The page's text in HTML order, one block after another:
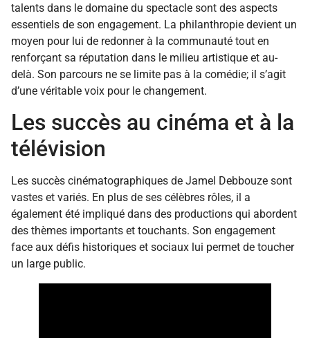
talents dans le domaine du spectacle sont des aspects
essentiels de son engagement. La philanthropie devient un
moyen pour lui de redonner à la communauté tout en
renforçant sa réputation dans le milieu artistique et au-
delà. Son parcours ne se limite pas à la comédie; il s’agit
d’une véritable voix pour le changement.
Les succès au cinéma et à la
télévision
Les succès cinématographiques de Jamel Debbouze sont
vastes et variés. En plus de ses célèbres rôles, il a
également été impliqué dans des productions qui abordent
des thèmes importants et touchants. Son engagement
face aux défis historiques et sociaux lui permet de toucher
un large public.